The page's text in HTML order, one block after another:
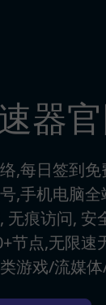
器
,每日签到免
,手机电脑全
无痕访问, 安
节点,无限速
游戏/流媒